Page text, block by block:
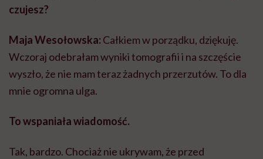
czujesz?
Maja Wesołowska: Całkiem w porządku, dziękuję.
Wczoraj odebrałam wyniki tomografii i na szczęście
wyszło, że nie mam teraz żadnych przerzutów. To dla
mnie ogromna ulga.
To wspaniała wiadomość.
Tak, bardzo. Chociaż nie ukrywam, że przed